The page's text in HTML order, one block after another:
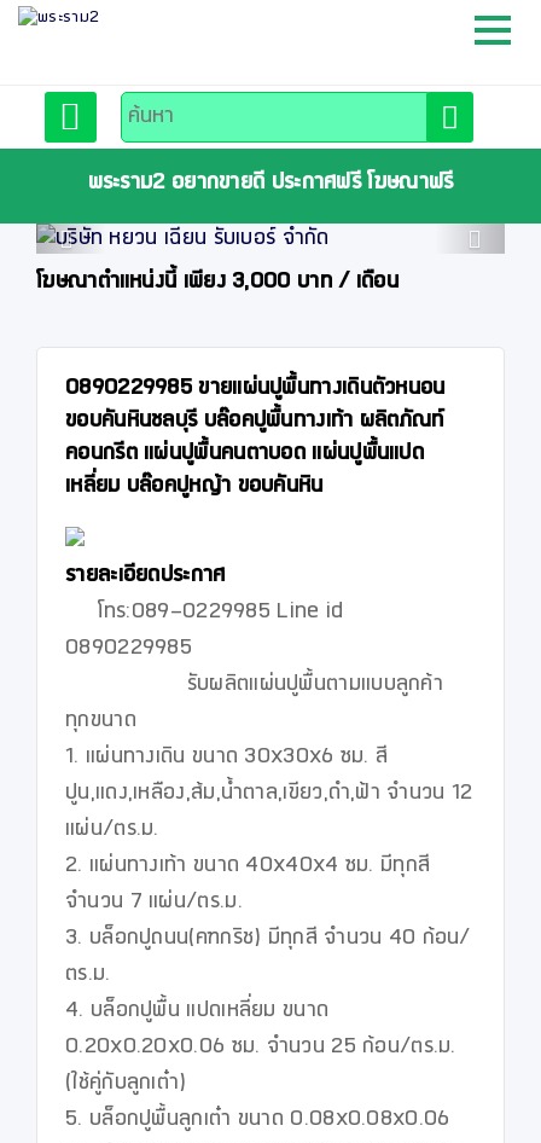
สมัครสมาชิก
ลงประกาศฟรี
พระราม2 อยากขายดี ประกาศฟรี โฆษณาฟรี
Previous
โฆษณาตำแหน่งนี้ เพียง 3,000 บาท / เดือน
0890229985 ขายแผ่นปูพื้นทางเดินตัวหนอน
ขอบคันหินชลบุรี บล๊อคปูพื้นทางเท้า ผลิตภัณท์
คอนกรีต แผ่นปูพื้นคนตาบอด แผ่นปูพื้นแปด
เหลี่ยม บล๊อคปูหญ้า ขอบคันหิน
รายละเอียดประกาศ
0890229985
ทุกขนาด
1. แผ่นทางเดิน ขนาด 30x30x6 ซม. สี
ปูน,แดง,เหลือง,ส้ม,น้ำตาล,เขียว,ดำ,ฟ้า จำนวน 12
แผ่น/ตร.ม.
2. แผ่นทางเท้า ขนาด 40x40x4 ซม. มีทุกสี
จำนวน 7 แผ่น/ตร.ม.
3. บล็อกปูถนน(คฑกริช) มีทุกสี จำนวน 40 ก้อน/
ตร.ม.
4. บล็อกปูพื้น แปดเหลี่ยม ขนาด
0.20x0.20x0.06 ซม. จำนวน 25 ก้อน/ตร.ม.
(ใช้คู่กับลูกเต๋า)
5. บล็อกปูพื้นลูกเต๋า ขนาด 0.08x0.08x0.06